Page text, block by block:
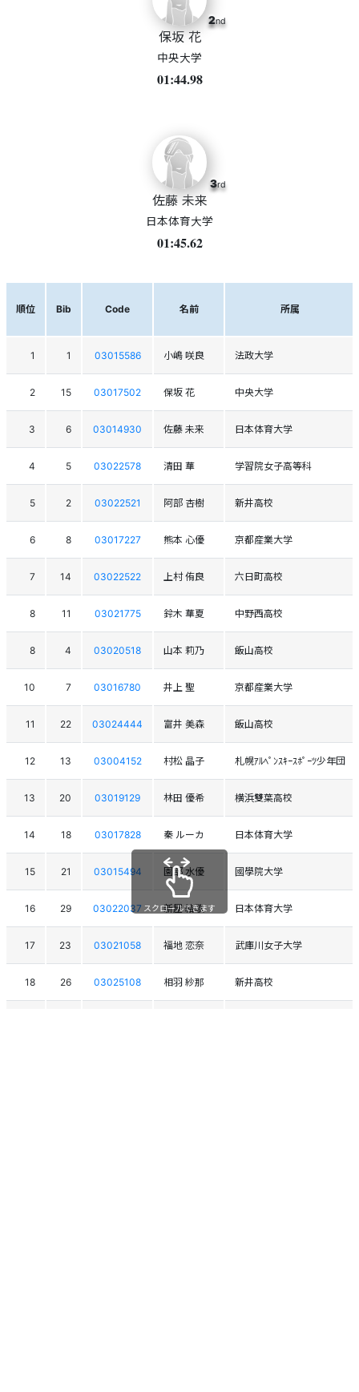
2nd
保坂 花
中央大学
01:44.98
3rd
佐藤 未来
日本体育大学
01:45.62
順位 Bib Code 名前 所属
1 1 03015586 小嶋 咲良 法政大学
2 15 03017502 保坂 花 中央大学
3 6 03014930 佐藤 未来 日本体育大学
4 5 03022578 清田 華 学習院女子高等科
5 2 03022521 阿部 杏樹 新井高校
6 8 03017227 熊本 心優 京都産業大学
7 14 03022522 上村 侑良 六日町高校
8 11 03021775 鈴木 華夏 中野西高校
8 4 03020518 山本 莉乃 飯山高校
10 7 03016780 井上 聖 京都産業大学
11 22 03024444 富井 美森 飯山高校
12 13 03004152 村松 晶子 札幌ｱﾙﾍﾟﾝｽｷｰｽﾎﾟｰﾂ少年団
13 20 03019129 林田 優希 横浜雙葉高校
14 18 03017828 秦 ルーカ 日本体育大学
15 21 03015494 園部 水優 國學院大学
16 29 03022037 新屋 結歌 日本体育大学
17 23 03021058 福地 恋奈 武庫川女子大学
18 26 03025108 相羽 紗那 新井高校
スクロールできます